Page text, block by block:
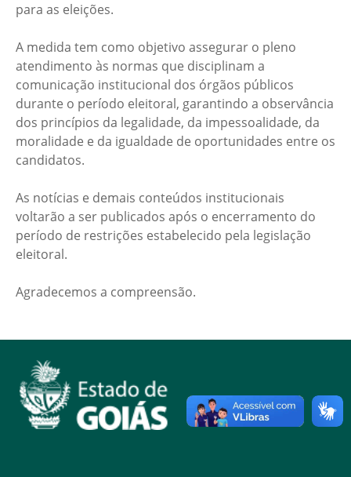
para as eleições.
A medida tem como objetivo assegurar o pleno
atendimento às normas que disciplinam a
comunicação institucional dos órgãos públicos
durante o período eleitoral, garantindo a observância
dos princípios da legalidade, da impessoalidade, da
moralidade e da igualdade de oportunidades entre os
candidatos.
As notícias e demais conteúdos institucionais
voltarão a ser publicados após o encerramento do
período de restrições estabelecido pela legislação
eleitoral.
Agradecemos a compreensão.